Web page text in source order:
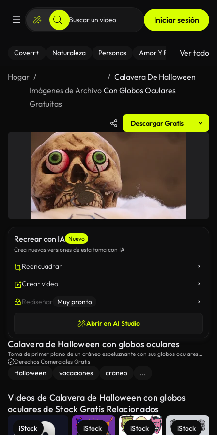
Iniciar sesión
Coverr+ Naturaleza Personas Amor Y Relaciones
Ver todo
Hogar
Imágenes de Archivo
Gratuitas
Calavera De Halloween
Con Globos Oculares
Descargar Gratis
Recrear con IA Nuevo
Crea nuevas versiones de esta toma con IA
Reencuadrar
Crear vídeo
Rediseñar Muy pronto
Abrir en AI Studio
Calavera de Halloween con globos oculares
Toma de primer plano de un cráneo espeluznante con sus globos oculares
cayéndose y una enorme araña en él.
Derechos Comerciales Gratis
Halloween vacaciones cráneo ...
Videos de Calavera de Halloween con globos
oculares de Stock Gratis Relacionados
iStock iStock iStock iStock